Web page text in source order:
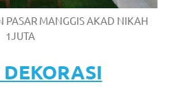
PASAR MANGGIS AKAD NIKAH
1JUTA